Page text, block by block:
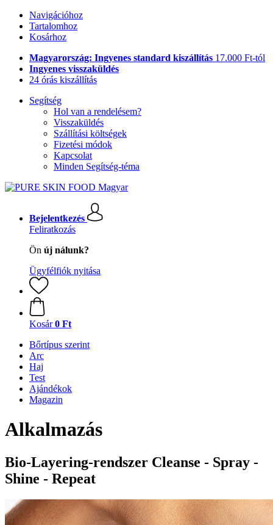
Navigációhoz
Tartalomhoz
Kosárhoz
Magyarország: Ingyenes standard kiszállítás 17.000 Ft-tól
Ingyenes visszaküldés
24 órás kiszállítás
Segítség
Hol van a rendelésem?
Visszaküldés
Szállítási költségek
Fizetési módok
Kapcsolat
Minden Segítség-téma
Bejelentkezés
Feliratkozás
Ön új nálunk?
Ügyfélfiók nyitása
Kosár 0 Ft
Bőrtípus szerint
Arc
Haj
Test
Ajándékok
Magazin
Alkalmazás
Bio-Layering-rendszer Cleanse - Spray -
Shine - Repeat